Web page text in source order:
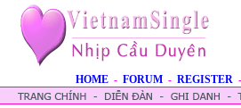
HOME - FORUM - REGISTER -